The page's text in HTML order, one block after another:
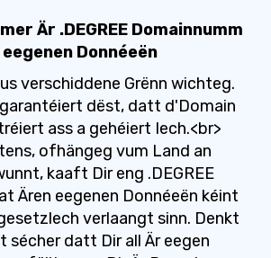
Är .DEGREE Domainnumm
Donnéeën
verschiddene Grënn wichteg.
dëst, datt d'Domain
ass a gehéiert Iech.<br>
ofhängeg vum Land an
kaaft Dir eng .DEGREE
Ären eegenen Donnéeën kéint
verlaangt sinn. Denkt
sécher datt Dir all Är eegen